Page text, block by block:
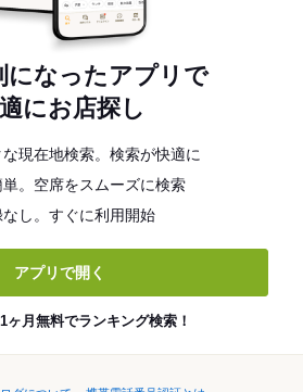
になったアプリで
にお店探し
現在地検索。検索が快適に
。空席をスムーズに検索
し。すぐに利用開始
アプリで開く
ヶ月無料でランキング検索！